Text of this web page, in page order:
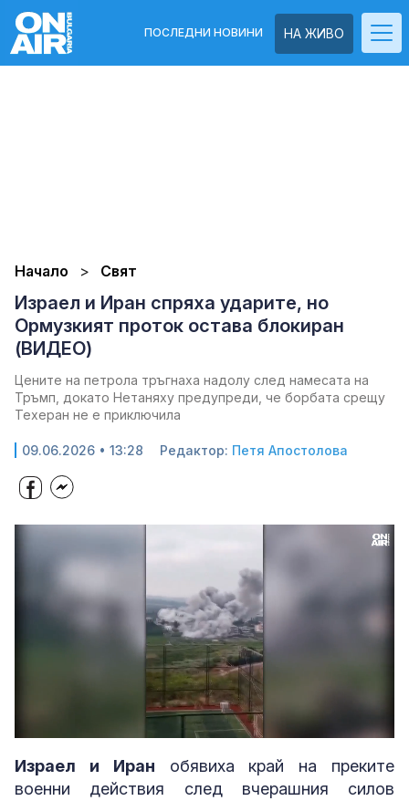
НА ЖИВО
ПОСЛЕДНИ НОВИНИ
Начало Свят
Израел и Иран спряха ударите, но
Ормузкият проток остава блокиран
(ВИДЕО)
Цените на петрола тръгнаха надолу след намесата на
Тръмп, докато Нетаняху предупреди, че борбата срещу
Техеран не е приключила
09.06.2026 • 13:28 Редактор: Петя Апостолова
Израел и Иран обявиха край на преките
военни действия след вчерашния силов